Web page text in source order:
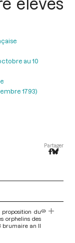
au 10
1793)
Partager
du
orphelins des
brumaire an II